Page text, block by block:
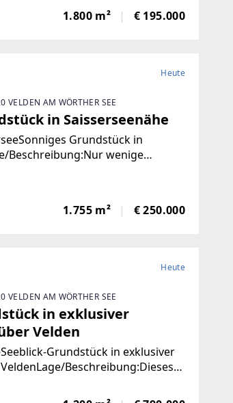
mit einer Fläche von ca.
1.800 m² € 195.000
Heute
VELDEN AM WÖRTHER SEE
in Saisserseenähe
Grundstück in
Beschreibung:Nur wenige
1.755 m² € 250.000
Heute
VELDEN AM WÖRTHER SEE
in exklusiver
Velden
Grundstück in exklusiver
Beschreibung:Dieses
Natur und eine